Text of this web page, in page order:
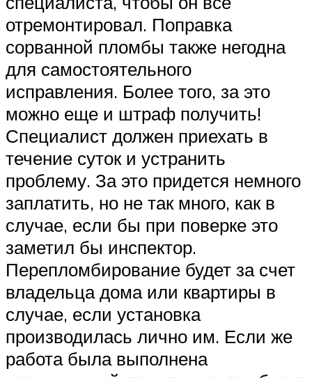
отремонтировал. Поправка
сорванной пломбы также негодна
для самостоятельного
исправления. Более того, за это
можно еще и штраф получить!
Специалист должен приехать в
течение суток и устранить
проблему. За это придется немного
заплатить, но не так много, как в
случае, если бы при поверке это
заметил бы инспектор.
Перепломбирование будет за счет
владельца дома или квартиры в
случае, если установка
производилась лично им. Если же
работа была выполнена